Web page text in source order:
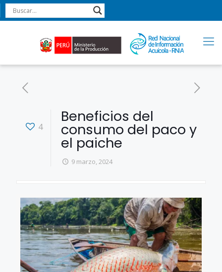
4
Beneficios del
consumo del paco y
el paiche
9 marzo, 2024